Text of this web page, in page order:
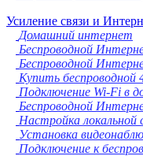
Усиление связи и
Домашний интернет
Беспроводной
Беспроводной
Купить
Подключение Wi-Fi в
Беспроводной
Настройка локальной
Установка
Подключение к